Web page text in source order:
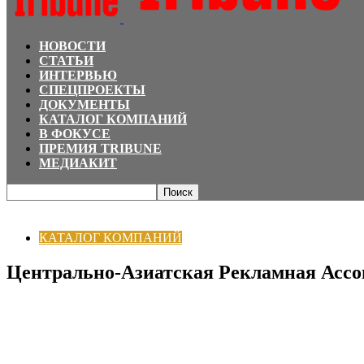
НОВОСТИ
СТАТЬИ
ИНТЕРВЬЮ
СПЕЦПРОЕКТЫ
ДОКУМЕНТЫ
КАТАЛОГ КОМПАНИЙ
В ФОКУСЕ
ПРЕМИЯ TRIBUNE
МЕДИАКИТ
КАТАЛОГ КОМПАНИЙ
Центрально-Азиатская Рекламная